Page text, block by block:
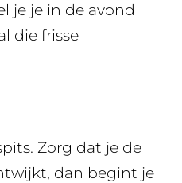
je je in de avond
die frisse
Zorg dat je de
dan begint je